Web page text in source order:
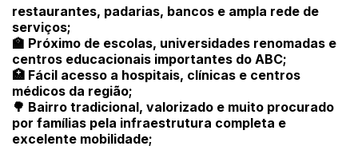
restaurantes, padarias, bancos e ampla rede de
serviços;
🏫 Próximo de escolas, universidades renomadas e
centros educacionais importantes do ABC;
🏥 Fácil acesso a hospitais, clínicas e centros
médicos da região;
🌳 Bairro tradicional, valorizado e muito procurado
por famílias pela infraestrutura completa e
excelente mobilidade;